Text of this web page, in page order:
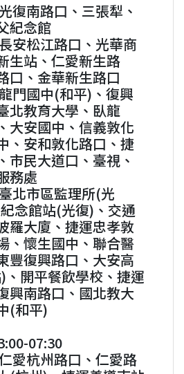
復南路口、三張犁、
紀念館
安松江路口、光華商
生站、仁愛新生路
口、金華新生路口
門國中(和平)、復興
北教育大學、臥龍
大安國中、信義敦化
、安和敦化路口、捷
市民大道口、臺視、
務處
北市區監理所(光
念館站(光復)、交通
羅大廈、捷運忠孝敦
、懷生國中、聯合醫
豐復興路口、大安高
、開平餐飲學校、捷運
興南路口、國北教大
(和平)
07:30
愛杭州路口、仁愛路